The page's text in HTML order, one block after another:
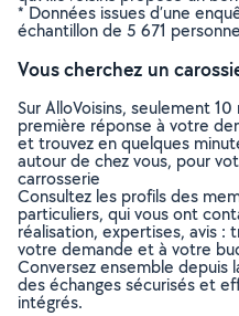
* Données issues d’une
échantillon de 5 671
Vous cherchez un
Sur AlloVoisins, seulement
première réponse à votre
et trouvez en quelques
autour de chez vous, pour
carrosserie
Consultez les profils des
particuliers, qui vous ont
réalisation, expertises, avis :
votre demande et à votre
Conversez ensemble depuis
des échanges sécurisés et
intégrés.